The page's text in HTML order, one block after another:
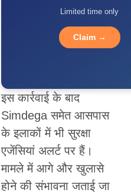
Limited time only
Claim →
इस कार्रवाई के बाद
Simdega समेत आसपास
के इलाकों में भी सुरक्षा
एजेंसियां अलर्ट पर हैं।
मामले में आगे और खुलासे
होने की संभावना जताई जा